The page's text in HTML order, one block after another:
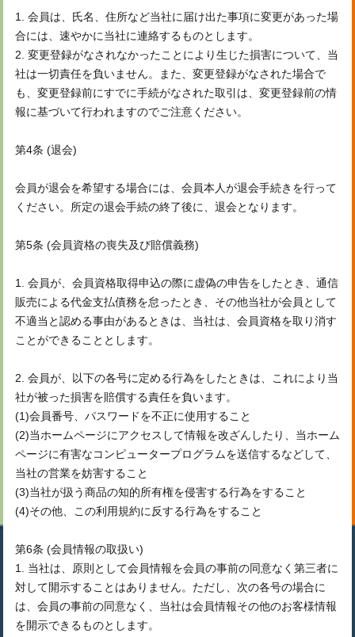
1. 会員は、氏名、住所など当社に届け出た事項に変更があった場
合には、速やかに当社に連絡するものとします。
2. 変更登録がなされなかったことにより生じた損害について、当
社は一切責任を負いません。また、変更登録がなされた場合で
も、変更登録前にすでに手続がなされた取引は、変更登録前の情
報に基づいて行われますのでご注意ください。
第4条 (退会)
会員が退会を希望する場合には、会員本人が退会手続きを行って
ください。所定の退会手続の終了後に、退会となります。
第5条 (会員資格の喪失及び賠償義務)
1. 会員が、会員資格取得申込の際に虚偽の申告をしたとき、通信
販売による代金支払債務を怠ったとき、その他当社が会員として
不適当と認める事由があるときは、当社は、会員資格を取り消す
ことができることとします。
2. 会員が、以下の各号に定める行為をしたときは、これにより当
社が被った損害を賠償する責任を負います。
(1)会員番号、パスワードを不正に使用すること
(2)当ホームページにアクセスして情報を改ざんしたり、当ホーム
ページに有害なコンピュータープログラムを送信するなどして、
当社の営業を妨害すること
(3)当社が扱う商品の知的所有権を侵害する行為をすること
(4)その他、この利用規約に反する行為をすること
第6条 (会員情報の取扱い)
1. 当社は、原則として会員情報を会員の事前の同意なく第三者に
対して開示することはありません。ただし、次の各号の場合に
は、会員の事前の同意なく、当社は会員情報その他のお客様情報
を開示できるものとします。